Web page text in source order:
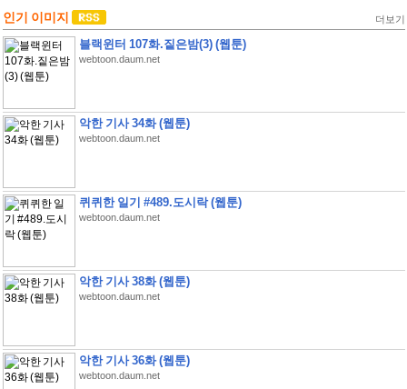
인기 이미지 더보기
블랙윈터 107화.짙은밤(3) (웹툰)
webtoon.daum.net
악한 기사 34화 (웹툰)
webtoon.daum.net
퀴퀴한 일기 #489.도시락 (웹툰)
webtoon.daum.net
악한 기사 38화 (웹툰)
webtoon.daum.net
악한 기사 36화 (웹툰)
webtoon.daum.net